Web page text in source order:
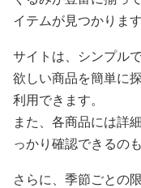
イテムが見つかります
サイトは、シンプル
欲しい商品を簡単に
利用できます。
また、各商品には詳
っかり確認できるの
さらに、季節ごとの